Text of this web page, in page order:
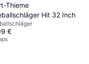
Thieme
Hit 32 Inch
€